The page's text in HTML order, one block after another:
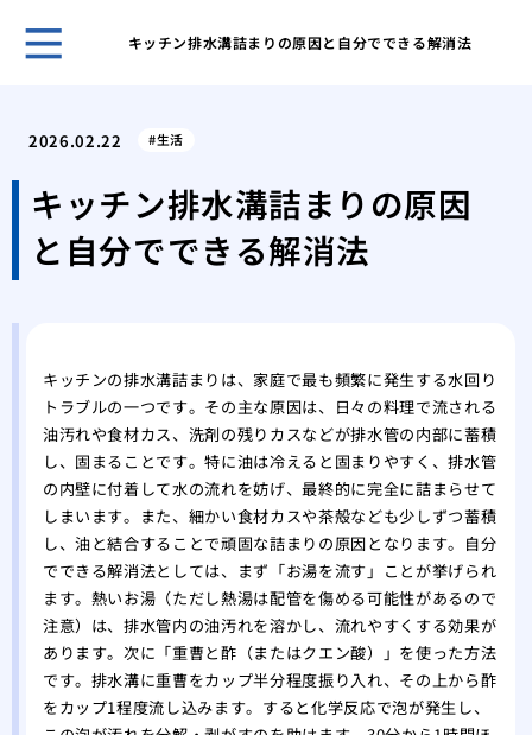
キッチン排水溝詰まりの原因と自分でできる解消法
こ
ぶ
天
コ
失
と
2026.02.22 生活
キッチン排水溝詰まりの原因
と自分でできる解消法
キッチンの排水溝詰まりは、家庭で最も頻繁に発生する水回り
トラブルの一つです。その主な原因は、日々の料理で流される
油汚れや食材カス、洗剤の残りカスなどが排水管の内部に蓄積
し、固まることです。特に油は冷えると固まりやすく、排水管
の内壁に付着して水の流れを妨げ、最終的に完全に詰まらせて
しまいます。また、細かい食材カスや茶殻なども少しずつ蓄積
し、油と結合することで頑固な詰まりの原因となります。自分
でできる解消法としては、まず「お湯を流す」ことが挙げられ
ます。熱いお湯（ただし熱湯は配管を傷める可能性があるので
注意）は、排水管内の油汚れを溶かし、流れやすくする効果が
あります。次に「重曹と酢（またはクエン酸）」を使った方法
です。排水溝に重曹をカップ半分程度振り入れ、その上から酢
をカップ1程度流し込みます。すると化学反応で泡が発生し、